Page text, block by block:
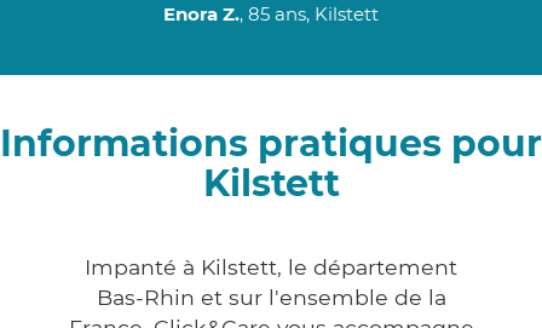
Enora Z., 85 ans, Kilstett
Informations pratiques pour
Kilstett
Impanté à Kilstett, le département
Bas-Rhin et sur l'ensemble de la